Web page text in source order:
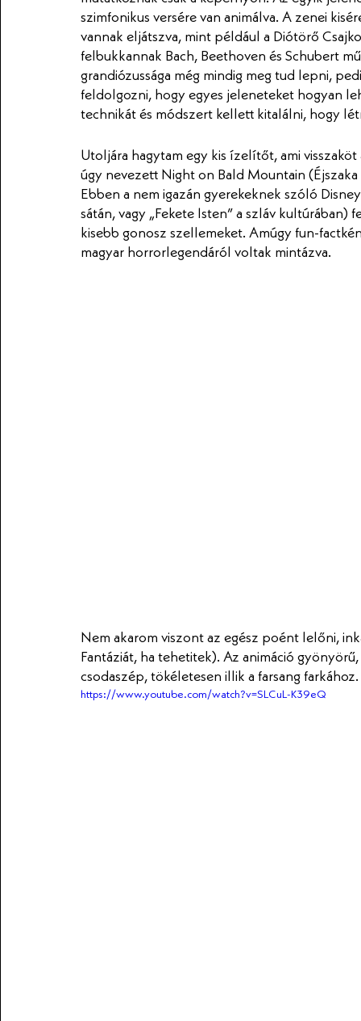
szimfonikus versére van animálva. A zenei
vannak eljátszva, mint például a Diótörő
felbukkannak Bach, Beethoven és Schubert
grandiózussága még mindig meg tud lepni,
feldolgozni, hogy egyes jeleneteket hogyan
technikát és módszert kellett kitalálni, hogy
Utoljára hagytam egy kis ízelítőt, ami
úgy nevezett Night on Bald Mountain
Ebben a nem igazán gyerekeknek szóló
sátán, vagy „Fekete Isten” a szláv
kisebb gonosz szellemeket. Amúgy fun-
magyar horrorlegendáról voltak mintázva.
Nem akarom viszont az egész poént lelőni,
Fantáziát, ha tehetitek). Az animáció
csodaszép, tökéletesen illik a farsang farkához.
https://www.youtube.com/watch?v=SLCuL-K39eQ